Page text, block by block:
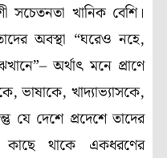
সচেতনতা খানিক বেশি।
অবস্থা “ঘরেও নহে,
অর্থাৎ মনে প্রাণে
ভাষাকে, খাদ্যাভ্যাসকে,
দেশে প্রদেশে তাদের
কাছে থাকে একধরণের